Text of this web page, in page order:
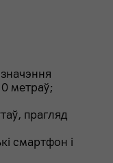
метраў;
прагляд
смартфон і